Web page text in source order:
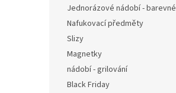
Jednorázové nádobí - barevné
Nafukovací předměty
Slizy
Magnetky
nádobí - grilování
Black Friday